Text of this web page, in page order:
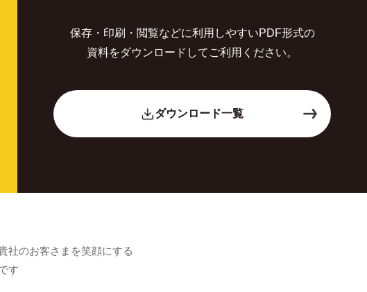
保存・印刷・閲覧などに利用しやすいPDF形式の
資料をダウンロードしてご利用ください。
ダウンロード一覧
社のお客さまを笑顔にする
す